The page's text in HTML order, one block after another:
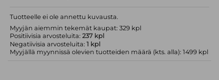
Tuotteelle ei ole annettu kuvausta.
Myyjän aiemmin tekemät kaupat: 329 kpl
Positiivisia arvosteluita:237 kpl
Negatiivisia arvosteluita:1 kpl
Myyjällä myynnissä olevien tuotteiden määrä (kts. alla): 1499 kpl